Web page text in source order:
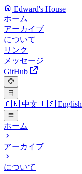
Edward's House
ホーム
アーカイブ
について
リンク
メッセージ
GitHub
日
🇨🇳 中文 🇺🇸 English
ホーム
アーカイブ
について